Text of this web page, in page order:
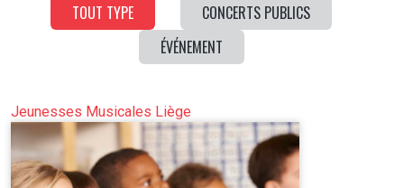
TOUT TYPE
CONCERTS PUBLICS
ÉVÉNEMENT
Jeunesses Musicales Liège